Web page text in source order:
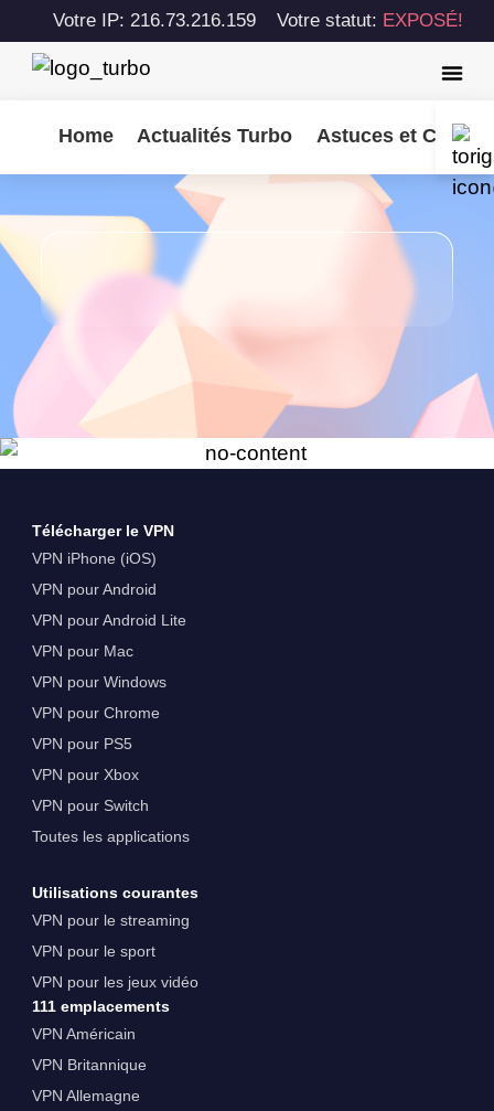
Votre IP: 216.73.216.159 Votre statut: EXPOSÉ!
Home Actualités Turbo Astuces et
Télécharger le VPN
VPN iPhone (iOS)
VPN pour Android
VPN pour Android Lite
VPN pour Mac
VPN pour Windows
VPN pour Chrome
VPN pour PS5
VPN pour Xbox
VPN pour Switch
Toutes les applications
Utilisations courantes
VPN pour le streaming
VPN pour le sport
VPN pour les jeux vidéo
111 emplacements
VPN Américain
VPN Britannique
VPN Allemagne